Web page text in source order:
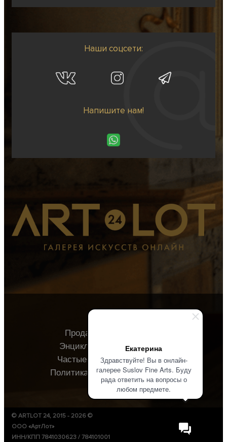
Екатерина
Здравствуйте! Вы в онлайн-
галерее Suslov Fine Arts. Буду
рада ответить на вопросы о
любом предмете.
Наши соцсети:
Напишите нам!
Продавцу
Энциклопедия
О галерее
Частые вопросы
Контакты
Политика конфиденциальности
© ARTLOT 24, 2015 - 2026 ©
ООО «АртЛот»
ИНН/КПП 7841030623 / 784101001